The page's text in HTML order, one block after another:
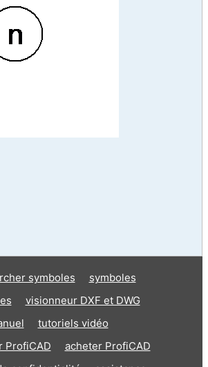
symboles
symboles
visionneur DXF et DWG
tutoriels vidéo
ProfiCAD
acheter ProfiCAD